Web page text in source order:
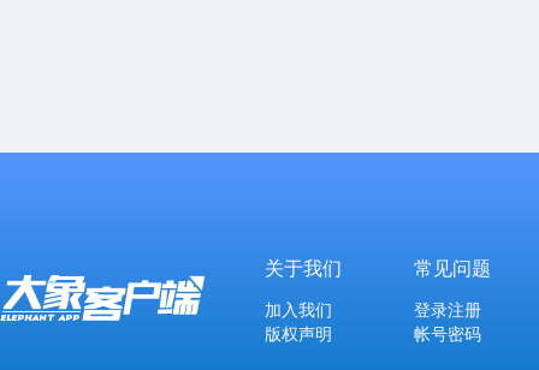
关于我们
加入我们
版权声明
常见问题
登录注册
帐号密码